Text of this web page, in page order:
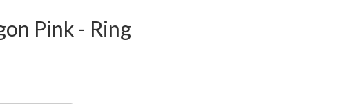
Pink - Ring